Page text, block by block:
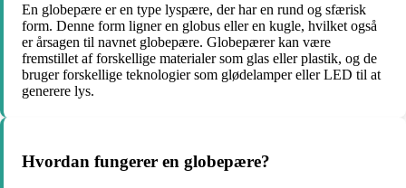
En globepære er en type lyspære, der har en rund og sfærisk
form. Denne form ligner en globus eller en kugle, hvilket også
er årsagen til navnet globepære. Globepærer kan være
fremstillet af forskellige materialer som glas eller plastik, og de
bruger forskellige teknologier som glødelamper eller LED til at
generere lys.
Hvordan fungerer en globepære?